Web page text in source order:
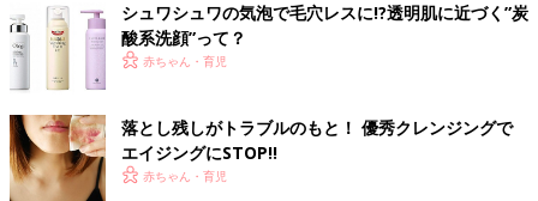
シュワシュワの気泡で毛穴レスに!?透明肌に近づく”炭
酸系洗顔”って？
赤ちゃん・育児
落とし残しがトラブルのもと！ 優秀クレンジングで
エイジングにSTOP!!
赤ちゃん・育児